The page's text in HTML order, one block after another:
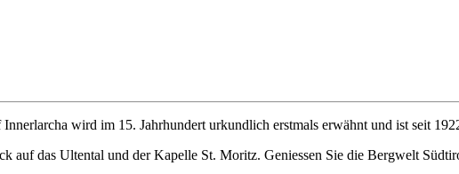
wird im 15. Jahrhundert urkundlich erstmals erwähnt und ist seit
auf das Ultental und der Kapelle St. Moritz. Geniessen Sie die Bergwelt